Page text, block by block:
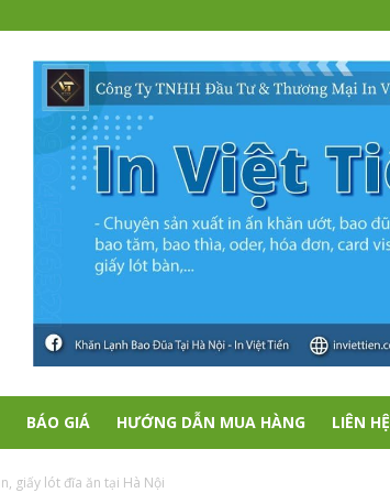
BÁO GIÁ HƯỚNG DẪN MUA HÀNG LIÊN HỆ
giấy lót đĩa ăn tại Hà Nội